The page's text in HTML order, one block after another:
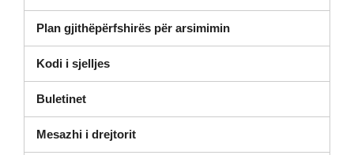
Plan gjithëpërfshirës për arsimimin
Kodi i sjelljes
Buletinet
Mesazhi i drejtorit